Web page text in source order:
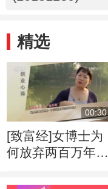
精选
00:30
[致富经]女博士为
何放弃两百万年薪